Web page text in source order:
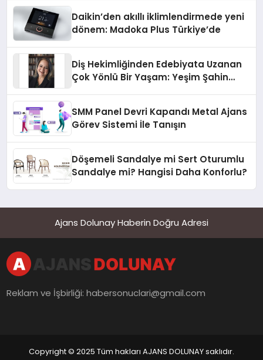
Daikin’den akıllı iklimlendirmede yeni
dönem: Madoka Plus Türkiye’de
Diş Hekimliğinden Edebiyata Uzanan
Çok Yönlü Bir Yaşam: Yeşim Şahin
SMM Panel Devri Kapandı Metal Ajans
Görev Sistemi İle Tanışın
Döşemeli Sandalye mi Sert Oturumlu
Sandalye mi? Hangisi Daha Konforlu?
Ajans Dolunay Haberin Doğru Adresi
Reklam ve İşbirliği:habersonuclari@gmail.com
Copyright © 2025 Tüm hakları AJANS DOLUNAY saklıdır.